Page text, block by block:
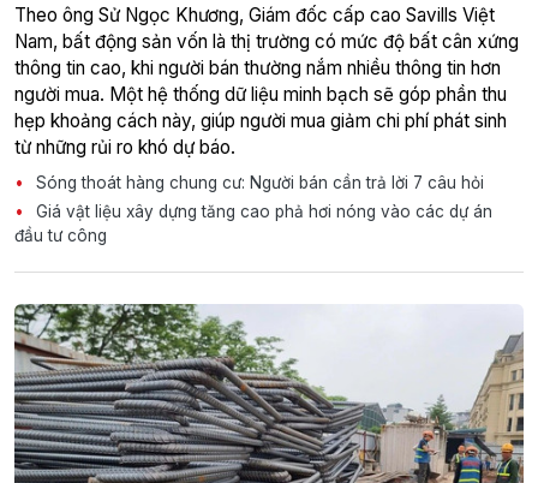
Theo ông Sử Ngọc Khương, Giám đốc cấp cao Savills Việt
Nam, bất động sản vốn là thị trường có mức độ bất cân xứng
thông tin cao, khi người bán thường nắm nhiều thông tin hơn
người mua. Một hệ thống dữ liệu minh bạch sẽ góp phần thu
hẹp khoảng cách này, giúp người mua giảm chi phí phát sinh
từ những rủi ro khó dự báo.
Sóng thoát hàng chung cư: Người bán cần trả lời 7 câu hỏi
Giá vật liệu xây dựng tăng cao phả hơi nóng vào các dự án
đầu tư công